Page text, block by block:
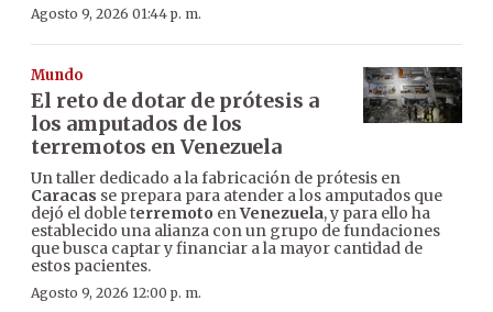
Agosto 9, 2026 01:44 p. m.
Mundo
El reto de dotar de prótesis a
los amputados de los
terremotos en Venezuela
Un taller dedicado a la fabricación de prótesis en
Caracas se prepara para atender a los amputados que
dejó el doble terremoto enVenezuela, y para ello ha
establecido una alianza con un grupo de fundaciones
que busca captar y financiar a la mayor cantidad de
estos pacientes.
Agosto 9, 2026 12:00 p. m.